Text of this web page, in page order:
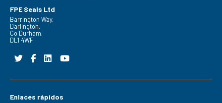
FPE Seals Ltd
Barrington Way,
Darlington,
Co Durham,
DL1 4WF
Enlaces rápidos